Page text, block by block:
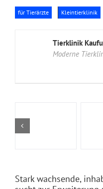
für Tierärzte Kleintierklinik
Tierklinik
Moderne
Stark wachsende,